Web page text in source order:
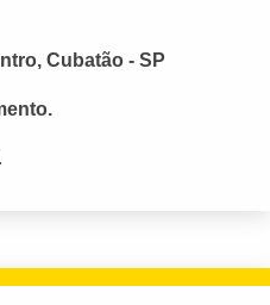
Cubatão - SP